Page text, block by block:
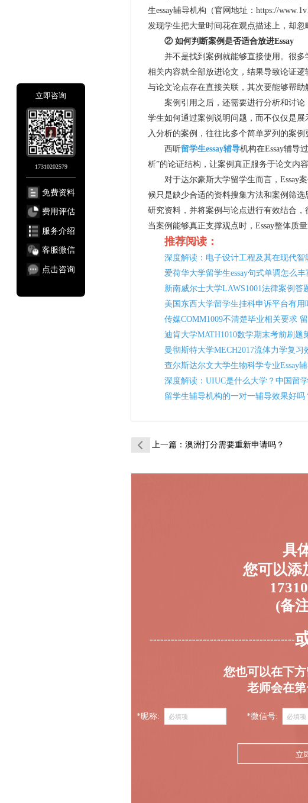
生essay辅导机构（官网地址：https://
发现学生把大量时间花在观点描述上，却忽
② 如何判断案例是否适合放进Essay
并不是找到案例就能够直接使用。很多
相关内容就全部放进论文，结果导致论证
与论文论点存在直接关联，其次要能够帮助
案例引用之后，还需要进行分析和讨论
学生如何通过案例说明问题，而不仅仅是
入分析的案例，往往比多个简单罗列的案例
西听留学生essay辅导机构在Essay辅导
析”的论证结构，让案例真正服务于论文内
对于达尔豪斯大学留学生而言，Essay案
候只是缺少合适的资料搜集方法和案例筛
研究资料，并将案例与论点进行有效结合，
当案例能够真正支撑观点时，Essay整体质
推荐阅读：
深度解读：电子设计工程及其在现代
爱荷华大学留学生essay句式单调怎么
新南威尔士大学LAWS1001法律案例答
美国东西大学留学生挂科申诉平台有用
传媒COMM1009不清楚毕业相关要求
迪肯大学MATH1010数学期末考前刷题
曼彻斯特大学MECH2017流体力学复
查尔斯达尔文大学生物科学专业Essay
深度解读：UIUC是什么大学？中国留
留学生辅导机构的一对一辅导效果好吗
上一篇：澳洲打分需要重新申请吗？
具
您可以添
(备
-----------------------------------------
您也可以在下
老师会在
*昵称: *微信号:
立
立即咨询
17310202579
免费资料
费用评估
服务介绍
客服微信
点击咨询